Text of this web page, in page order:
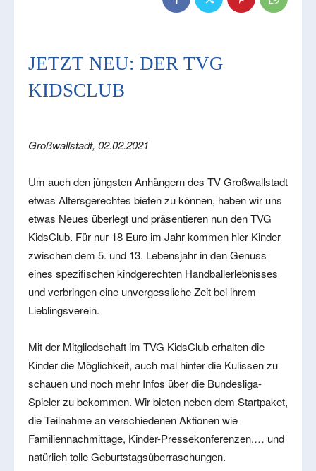
JETZT NEU: DER TVG
KIDSCLUB
Großwallstadt, 02.02.2021
Um auch den jüngsten Anhängern des TV Großwallstadt
etwas Altersgerechtes bieten zu können, haben wir uns
etwas Neues überlegt und präsentieren nun den TVG
KidsClub. Für nur 18 Euro im Jahr kommen hier Kinder
zwischen dem 5. und 13. Lebensjahr in den Genuss
eines spezifischen kindgerechten Handballerlebnisses
und verbringen eine unvergessliche Zeit bei ihrem
Lieblingsverein.
Mit der Mitgliedschaft im TVG KidsClub erhalten die
Kinder die Möglichkeit, auch mal hinter die Kulissen zu
schauen und noch mehr Infos über die Bundesliga-
Spieler zu bekommen. Wir bieten neben dem Startpaket,
die Teilnahme an verschiedenen Aktionen wie
Familiennachmittage, Kinder-Pressekonferenzen,… und
natürlich tolle Geburtstagsüberraschungen.